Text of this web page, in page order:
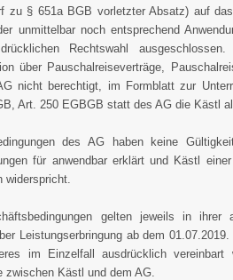
zu § 651a BGB vorletzter Absatz) auf
unmittelbar noch entsprechend
Rechtswahl
über Pauschalreiseverträge,
nicht berechtigt, im Formblatt zur
Art. 250 EGBGB statt des AG die Kästl
des AG haben keine
für anwendbar erklärt und Kästl
widerspricht.
gelten jeweils in ihrer
Leistungserbringung ab dem
im Einzelfall ausdrücklich
zwischen Kästl und dem AG.